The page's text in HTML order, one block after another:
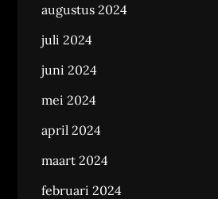
augustus 2024
juli 2024
juni 2024
mei 2024
april 2024
maart 2024
februari 2024